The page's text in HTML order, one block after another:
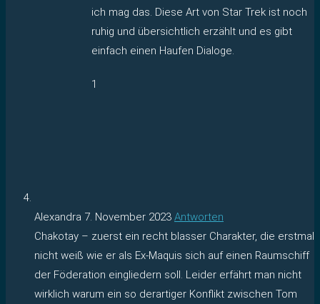
ich mag das. Diese Art von Star Trek ist noch
ruhig und übersichtlich erzählt und es gibt
einfach einen Haufen Dialoge.
1
Alexandra 7. November 2023 Antworten
Chakotay – zuerst ein recht blasser Charakter, die erstmal
nicht weiß wie er als Ex-Maquis sich auf einen Raumschiff
der Föderation eingliedern soll. Leider erfährt man nicht
wirklich warum ein so derartiger Konflikt zwischen Tom